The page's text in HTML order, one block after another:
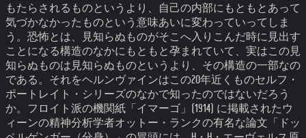
もたらされるものというより、自己の内部にもともとあって
気づかなかったものという意味あいに変わっていってしま
う。 恐怖とは、見知らぬものがそこへ入りこんだ時に見出す
ことになる構造のなかにもともと孕まれていて、実はこの見
知らぬものは見知らぬものというより、その構造の一部なの
である。それをヘルンヴァインはこの20年近くものセルフ・
ポートレイト・シリーズのなかで知ったのではないだろう
か。 フロイト派の機関紙「イマーゴ」(1914) に掲載されたウ
ィーンの精神分析学者オットー・ランクの有名な論文「ドッ